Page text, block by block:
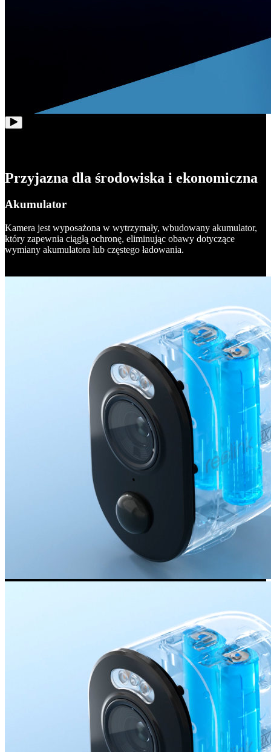
Przyjazna dla środowiska i ekonomiczna
Akumulator
Kamera jest wyposażona w wytrzymały, wbudowany akumulator,
który zapewnia ciągłą ochronę, eliminując obawy dotyczące
wymiany akumulatora lub częstego ładowania.